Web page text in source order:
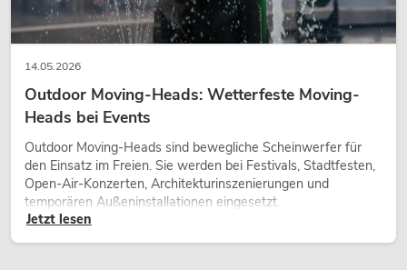
14.05.2026
Outdoor Moving-Heads: Wetterfeste Moving-
Heads bei Events
Outdoor Moving-Heads sind bewegliche Scheinwerfer für
den Einsatz im Freien. Sie werden bei Festivals, Stadtfesten,
Open-Air-Konzerten, Architekturinszenierungen und
temporären Außeninstallationen eingesetzt.
Jetzt lesen